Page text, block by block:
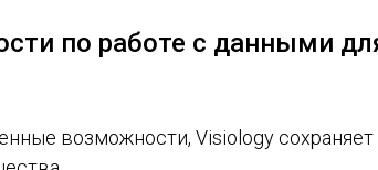
по работе с данными
возможности, Visiology